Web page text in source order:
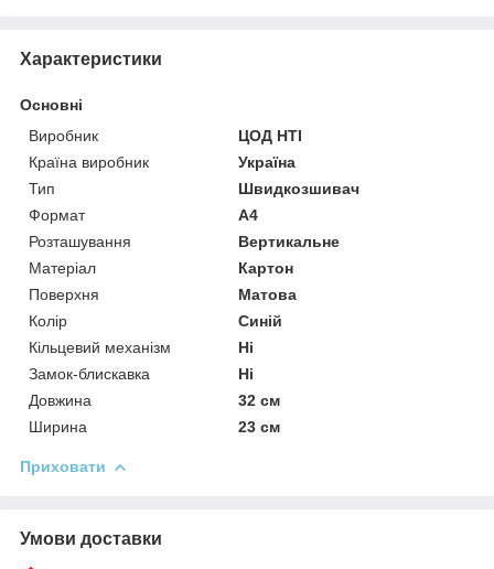
Характеристики
Основні
Виробник
ЦОД НТІ
Країна виробник
Україна
Тип
Швидкозшивач
Формат
A4
Розташування
Вертикальне
Матеріал
Картон
Поверхня
Матова
Колір
Синій
Кільцевий механізм
Ні
Замок-блискавка
Ні
Довжина
32 см
Ширина
23 см
Приховати
Умови доставки